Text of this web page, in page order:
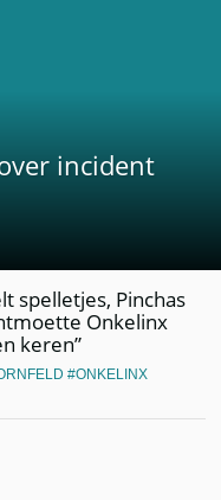
incident
spelletjes, Pinchas
Onkelinx
keren”
ONKELINX